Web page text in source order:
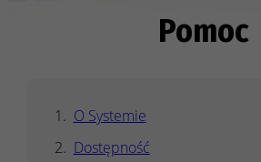
Pomoc
O Systemie
Dostępność